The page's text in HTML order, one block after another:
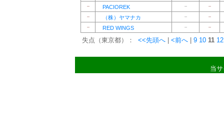
－
PACIOREK －
－
－
（株）ヤマナカ －
－
－
RED WINGS － －
失点（東京都）： <<先頭へ <前へ 9 10 11 12
当